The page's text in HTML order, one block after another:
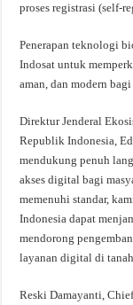
proses registrasi (self-
Penerapan teknologi
Indosat untuk
aman, dan modern
Direktur Jenderal
Republik Indonesia,
mendukung penuh
akses digital bagi
memenuhi standar,
Indonesia dapat
mendorong
layanan digital di
Reski Damayanti,